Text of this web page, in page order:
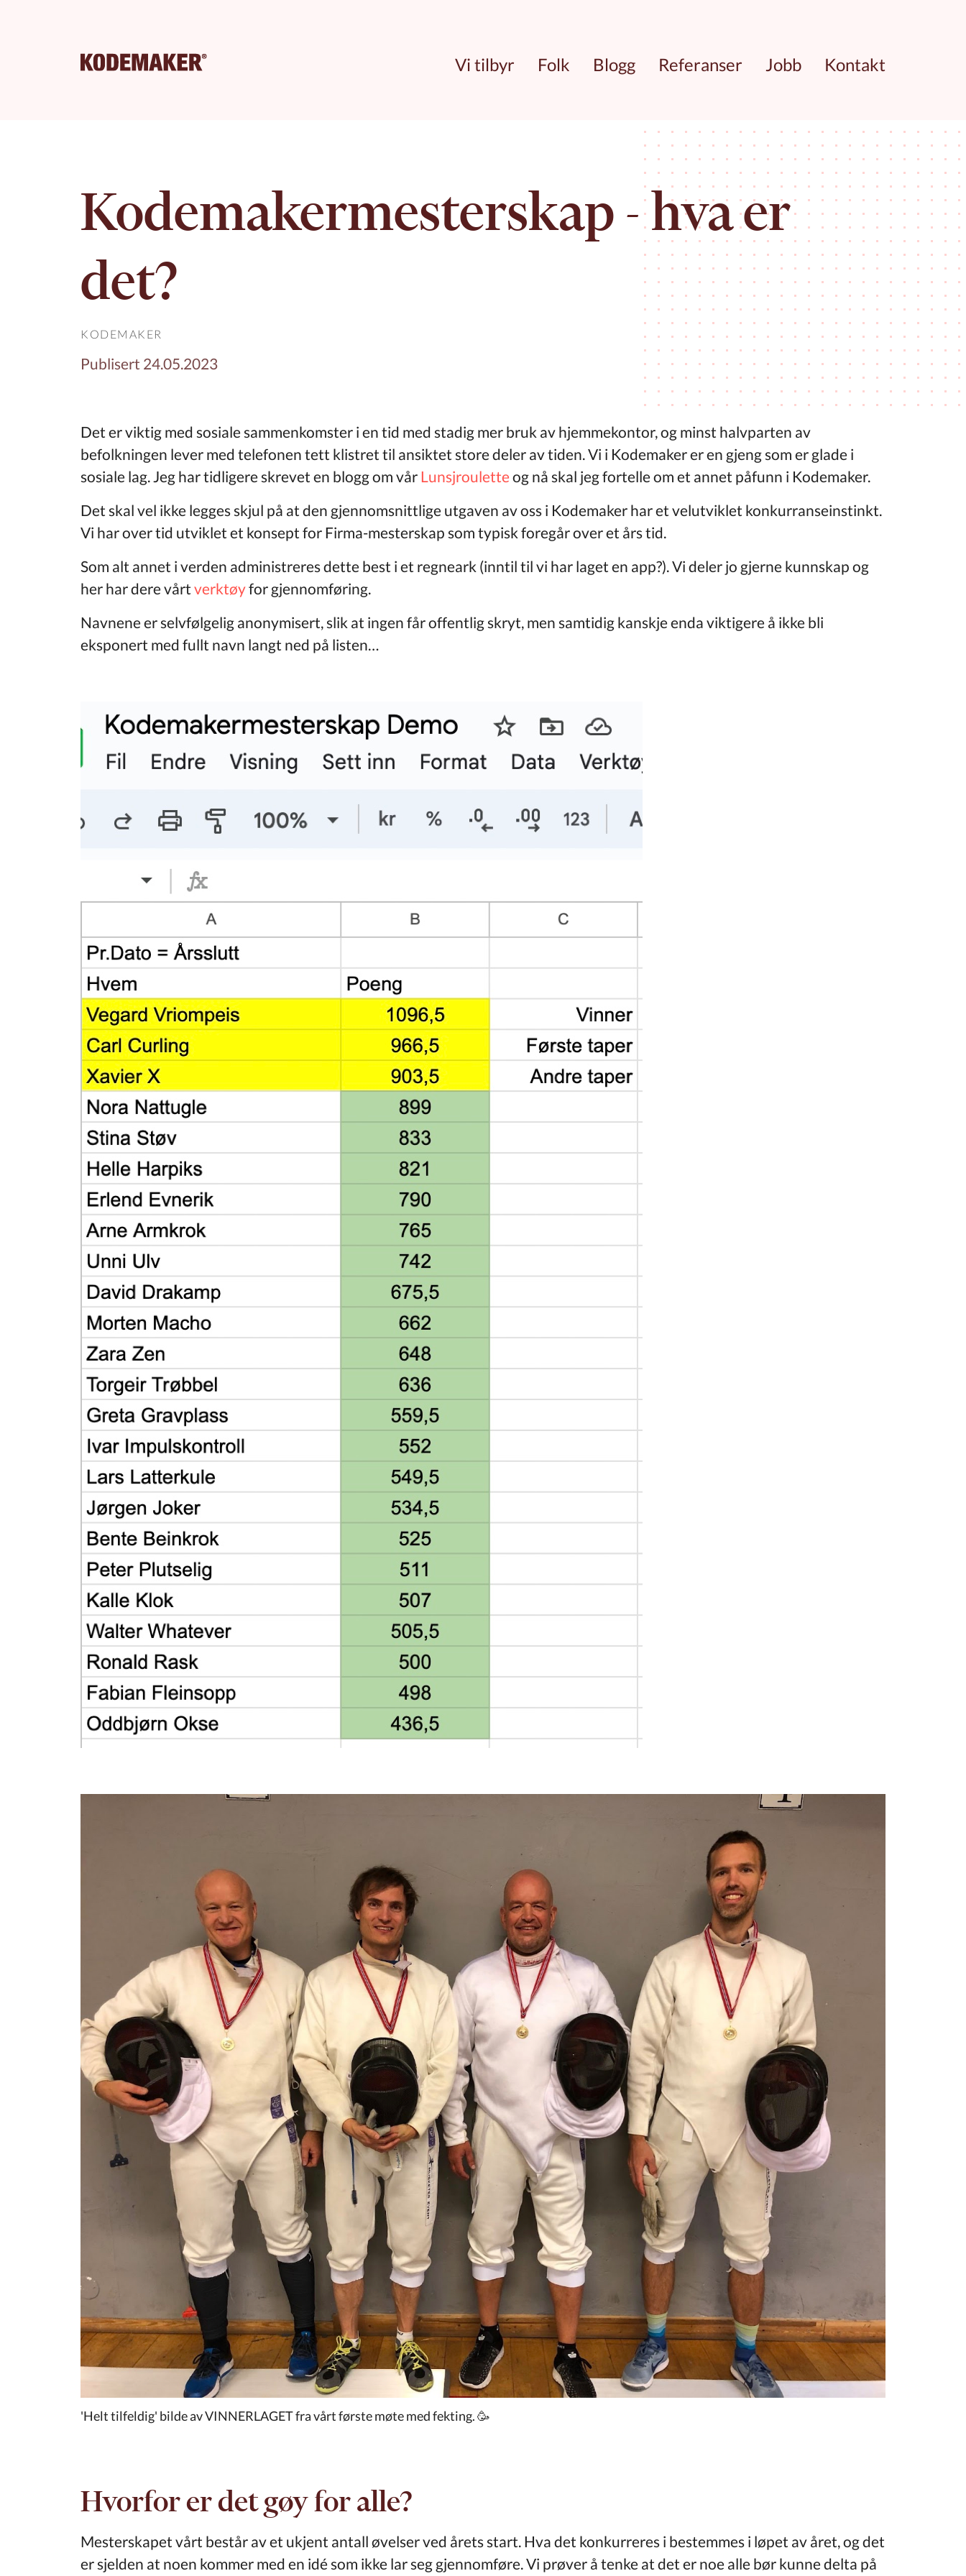
Vi tilbyr Folk Blogg Referanser Jobb Kontakt
Kodemaker­mesterskap - hva er
det?
KODEMAKER
Publisert 24.05.2023
Det er viktig med sosiale sammenkomster i en tid med stadig mer bruk av hjemmekontor, og minst halvparten av
befolkningen lever med telefonen tett klistret til ansiktet store deler av tiden. Vi i Kodemaker er en gjeng som er glade i
sosiale lag. Jeg har tidligere skrevet en blogg om vår Lunsjroulette og nå skal jeg fortelle om et annet påfunn i Kodemaker.
Det skal vel ikke legges skjul på at den gjennomsnittlige utgaven av oss i Kodemaker har et velutviklet konkurranseinstinkt.
Vi har over tid utviklet et konsept for Firma-mesterskap som typisk foregår over et års tid.
Som alt annet i verden administreres dette best i et regneark (inntil til vi har laget en app?). Vi deler jo gjerne kunnskap og
her har dere vårt verktøyfor gjennomføring.
Navnene er selvfølgelig anonymisert, slik at ingen får offentlig skryt, men samtidig kanskje enda viktigere å ikke bli
eksponert med fullt navn langt ned på listen…
'Helt tilfeldig' bilde av VINNERLAGET fra vårt første møte med fekting. 🥳
Hvorfor er det gøy for alle?
Mesterskapet vårt består av et ukjent antall øvelser ved årets start. Hva det konkurreres i bestemmes i løpet av året, og det
er sjelden at noen kommer med en idé som ikke lar seg gjennomføre. Vi prøver å tenke at det er noe alle bør kunne delta på